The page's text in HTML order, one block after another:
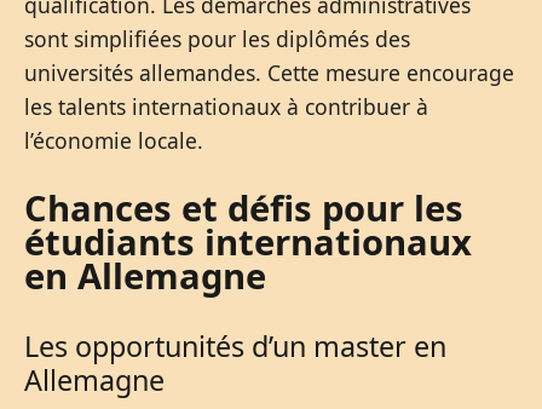
sont simplifiées pour les diplômés des
universités allemandes. Cette mesure encourage
les talents internationaux à contribuer à
l’économie locale.
Chances et défis pour les
étudiants internationaux
en Allemagne
Les opportunités d’un master en
Allemagne